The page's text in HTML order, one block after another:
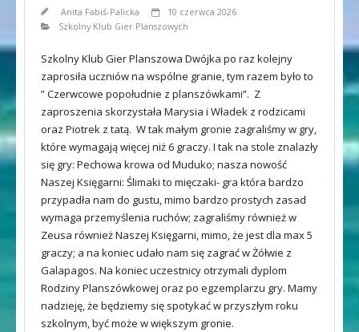
Anita Fabiś-Palicka
10 czerwca 2026
Szkolny Klub Gier Planszowych
Szkolny Klub Gier Planszowa Dwójka po raz kolejny
zaprosiła uczniów na wspólne granie, tym razem było to
” Czerwcowe popołudnie z planszówkami”. Z
zaproszenia skorzystała Marysia i Władek z rodzicami
oraz Piotrek z tatą. W tak małym gronie zagraliśmy w gry,
które wymagają więcej niż 6 graczy. I tak na stole znalazły
się gry: Pechowa krowa od Muduko; nasza nowość
Naszej Księgarni: Ślimaki to mięczaki- gra która bardzo
przypadła nam do gustu, mimo bardzo prostych zasad
wymaga przemyślenia ruchów; zagraliśmy również w
Zeusa również Naszej Księgarni, mimo, że jest dla max 5
graczy; a na koniec udało nam się zagrać w Żółwie z
Galapagos. Na koniec uczestnicy otrzymali dyplom
Rodziny Planszówkowej oraz po egzemplarzu gry. Mamy
nadzieję, że będziemy się spotykać w przyszłym roku
szkolnym, być może w większym gronie.